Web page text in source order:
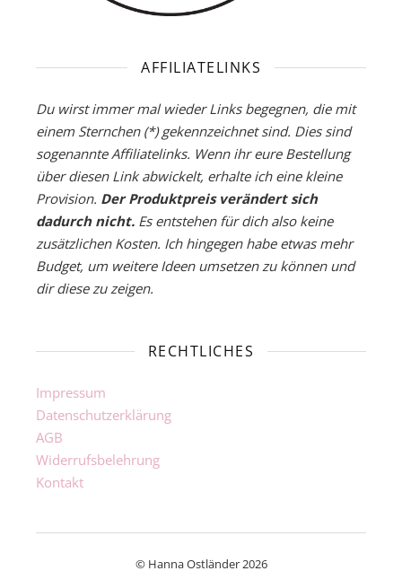
AFFILIATELINKS
Du wirst immer mal wieder Links begegnen, die mit
einem Sternchen (*) gekennzeichnet sind. Dies sind
sogenannte Affiliatelinks. Wenn ihr eure Bestellung
über diesen Link abwickelt, erhalte ich eine kleine
Provision. Der Produktpreis verändert sich
dadurch nicht. Es entstehen für dich also keine
zusätzlichen Kosten. Ich hingegen habe etwas mehr
Budget, um weitere Ideen umsetzen zu können und
dir diese zu zeigen.
RECHTLICHES
Impressum
Datenschutzerklärung
AGB
Widerrufsbelehrung
Kontakt
© Hanna Ostländer 2026